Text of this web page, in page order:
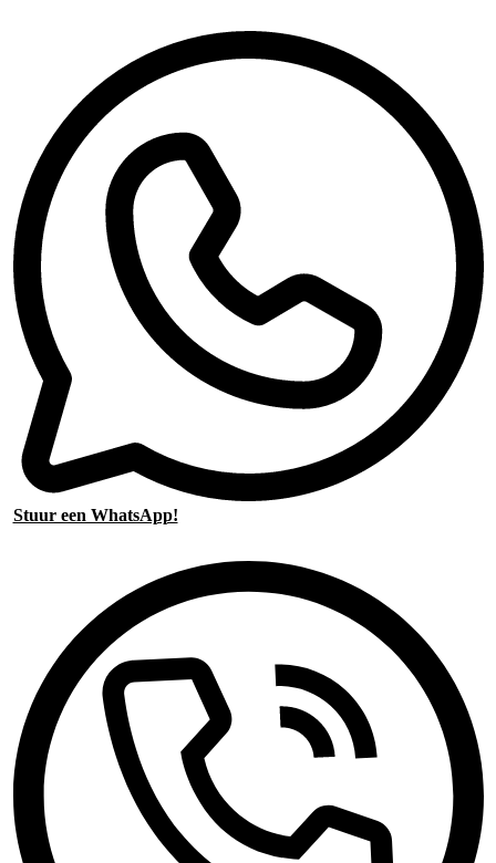
Stuur een WhatsApp!